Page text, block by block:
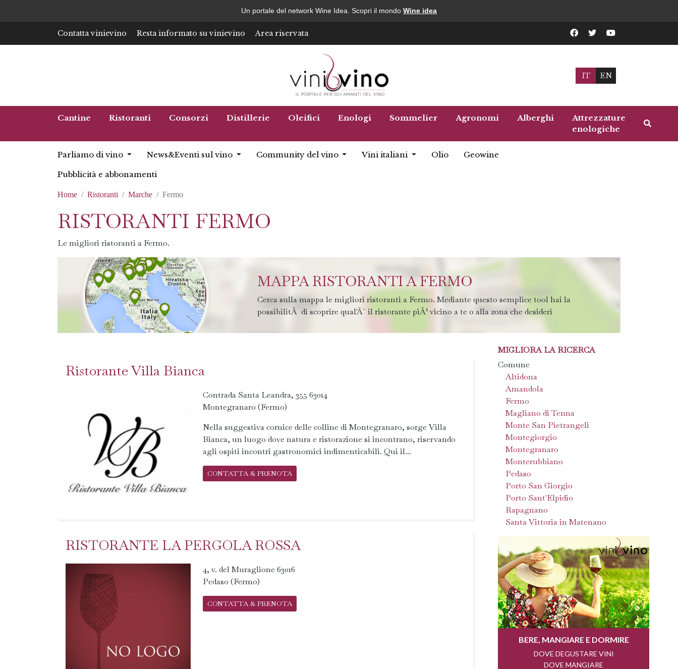
Un portale del network Wine Idea. Scopri il mondo Wine idea
Contatta vinievino Resta informato su vinievino Area riservata
IT EN
Cantine Ristoranti Consorzi Distillerie Oleifici Enologi Sommelier Agronomi Alberghi
Attrezzature
enologiche
Parliamo di vino News&Eventi sul vino Community del vino Vini italiani Olio Geowine
Pubblicità e abbonamenti
Home Ristoranti Marche Fermo
RISTORANTI FERMO
Le migliori ristoranti a Fermo.
MAPPA RISTORANTI A FERMO
Cerca sulla mappa le migliori ristoranti a Fermo. Mediante questo semplice tool hai la
possibilitÃ di scoprire qual'Ã¨ il ristorante piÃ¹ vicino a te o alla zona che desideri
Ristorante Villa Bianca
Contrada Santa Leandra, 355 63014
Montegranaro (Fermo)
Nella suggestiva cornice delle colline di Montegranaro, sorge Villa
Bianca, un luogo dove natura e ristorazione si incontrano, riservando
agli ospiti incontri gastronomici indimenticabili. Qui il...
CONTATTA & PRENOTA
RISTORANTE LA PERGOLA ROSSA
4, v. del Muraglione 63016
Pedaso (Fermo)
CONTATTA & PRENOTA
MIGLIORA LA RICERCA
Comune
Altidona
Amandola
Fermo
Magliano di Tenna
Monte San Pietrangeli
Montegiorgio
Montegranaro
Monterubbiano
Pedaso
Porto San Giorgio
Porto Sant'Elpidio
Rapagnano
Santa Vittoria in Matenano